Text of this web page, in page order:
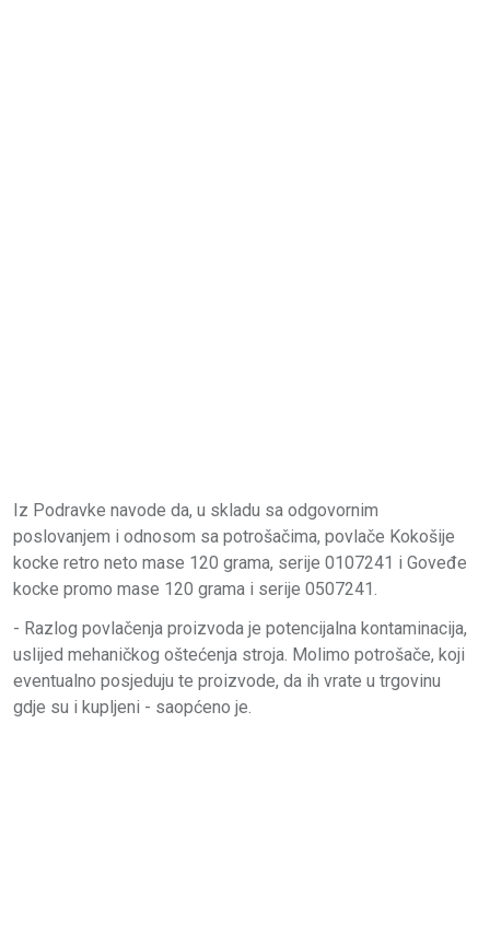
Iz Podravke navode da, u skladu sa odgovornim
poslovanjem i odnosom sa potrošačima, povlače Kokošije
kocke retro neto mase 120 grama, serije 0107241 i Goveđe
kocke promo mase 120 grama i serije 0507241.
- Razlog povlačenja proizvoda je potencijalna kontaminacija,
uslijed mehaničkog oštećenja stroja. Molimo potrošače, koji
eventualno posjeduju te proizvode, da ih vrate u trgovinu
gdje su i kupljeni - saopćeno je.